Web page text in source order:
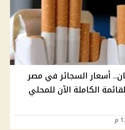
أسعار السجائر في مصر
3 يونيو 2025 – القائمة الكاملة الآن للمحلي